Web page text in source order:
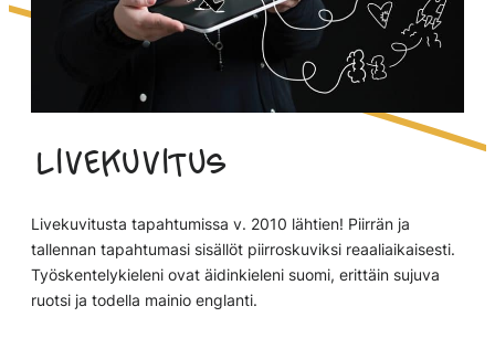
Livekuvitus
Livekuvitusta tapahtumissa v. 2010 lähtien! Piirrän ja
tallennan tapahtumasi sisällöt piirroskuviksi reaaliaikaisesti.
Työskentelykieleni ovat äidinkieleni suomi, erittäin sujuva
ruotsi ja todella mainio englanti.